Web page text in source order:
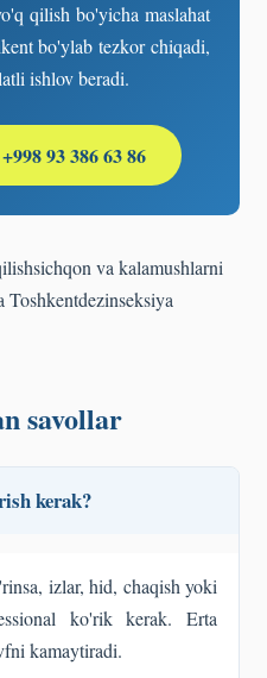
qilish bo'yicha maslahat
bo'ylab tezkor chiqadi,
ishlov beradi.
93 386 63 86
sichqon va kalamushlarni
Toshkentdezinseksiya
savollar
kerak?
izlar, hid, chaqish yoki
ko'rik kerak. Erta
kamaytiradi.